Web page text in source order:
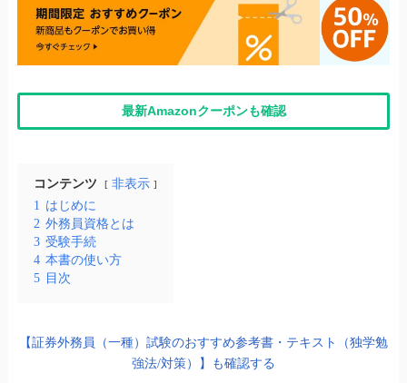
最新Amazonクーポンも確認
コンテンツ
非表示
1 はじめに
2 外務員資格とは
3 受験手続
4 本書の使い方
5 目次
【証券外務員（一種）試験のおすすめ参考書・テキスト（独学勉
強法/対策）】も確認する